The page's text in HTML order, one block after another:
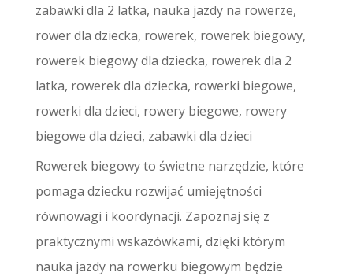
zabawki dla 2 latka, nauka jazdy na rowerze,
rower dla dziecka, rowerek, rowerek biegowy,
rowerek biegowy dla dziecka, rowerek dla 2
latka, rowerek dla dziecka, rowerki biegowe,
rowerki dla dzieci, rowery biegowe, rowery
biegowe dla dzieci, zabawki dla dzieci
Rowerek biegowy to świetne narzędzie, które
pomaga dziecku rozwijać umiejętności
równowagi i koordynacji. Zapoznaj się z
praktycznymi wskazówkami, dzięki którym
nauka jazdy na rowerku biegowym będzie